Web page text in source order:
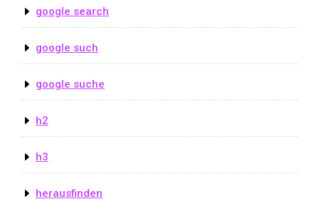
google search
google such
google suche
h2
h3
herausfinden